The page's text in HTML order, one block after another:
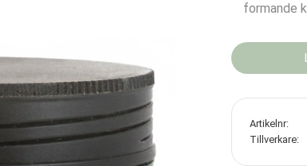
formande
Artikelnr
Tillverkare